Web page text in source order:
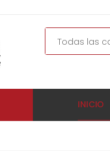
Search
INICIO